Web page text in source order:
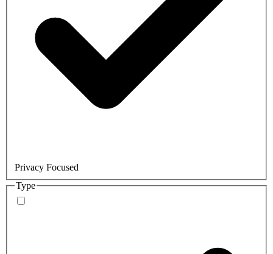
Privacy Focused
Type